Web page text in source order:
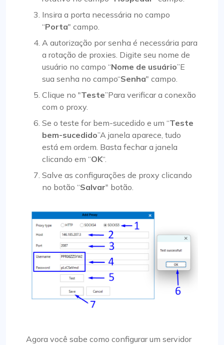
Insira a porta necessária no campo
“Porta" campo.
A autorização por senha é necessária para
a rotação de proxies. Digite seu nome de
usuário no campo “Nome de usuário”E
sua senha no campo“Senha" campo.
Clique no "Teste”Para verificar a conexão
com o proxy.
Se o teste for bem-sucedido e um “Teste
bem-sucedido”A janela aparece, tudo
está em ordem. Basta fechar a janela
clicando em “OK“.
Salve as configurações de proxy clicando
no botão “Salvar" botão.
Agora você sabe como configurar um servidor